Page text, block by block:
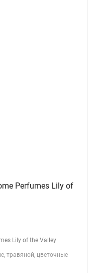
Perfumes Lily of
Lily of the Valley
травяной, цветочные